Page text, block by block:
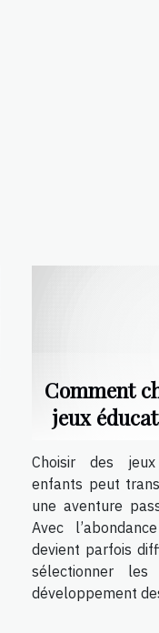
Comment
jeux
Choisir des
enfants peut
une aventure
Avec
devient parfois
sélectionner
développement